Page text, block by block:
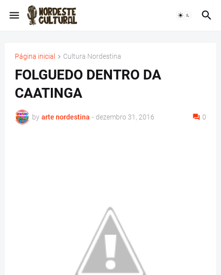
Página inicial Cultura Nordestina
FOLGUEDO DENTRO DA
CAATINGA
by arte nordestina - dezembro 31, 2016 0